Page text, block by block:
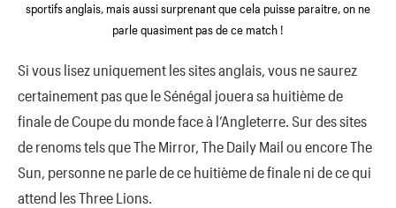
sportifs anglais, mais aussi surprenant que cela puisse paraitre, on ne
parle quasiment pas de ce match !
Si vous lisez uniquement les sites anglais, vous ne saurez
certainement pas que le Sénégal jouera sa huitième de
finale de Coupe du monde face à l’Angleterre. Sur des sites
de renoms tels que The Mirror, The Daily Mail ou encore The
Sun, personne ne parle de ce huitième de finale ni de ce qui
attend les Three Lions.